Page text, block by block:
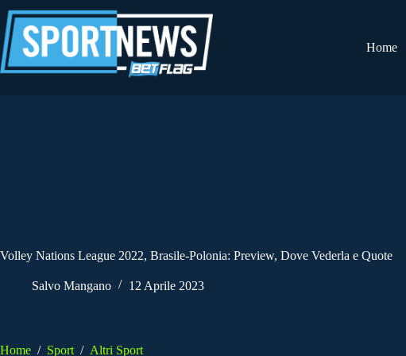
al
contenuto
Home
Volley Nations League 2022, Brasile-Polonia: Preview, Dove Vederla e Quote
Salvo Mangano 12 Aprile 2023
Home / Sport / Altri Sport